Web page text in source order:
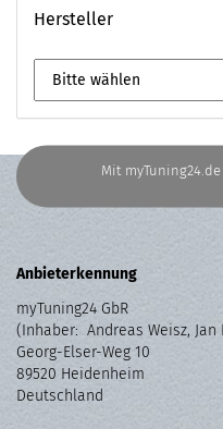
Hersteller
Mit
Anbieterkennung
myTuning24 GbR
(Inhaber: Andreas Weisz,
Georg-Elser-Weg 10
89520 Heidenheim
Deutschland